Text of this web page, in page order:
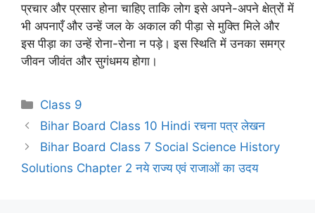
प्रचार और प्रसार होना चाहिए ताकि लोग इसे अपने-अपने क्षेत्रों में
भी अपनाएँ और उन्हें जल के अकाल की पीड़ा से मुक्ति मिले और
इस पीड़ा का उन्हें रोना-रोना न पड़े। इस स्थिति में उनका समग्र
जीवन जीवंत और सुगंधमय होगा।
Categories
Class 9
Bihar Board Class 10 Hindi रचना पत्र लेखन
Bihar Board Class 7 Social Science History
Solutions Chapter 2 नये राज्य एवं राजाओं का उदय